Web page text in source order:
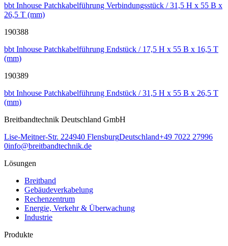
bbt Inhouse Patchkabelführung Verbindungsstück / 31,5 H x 55 B x
26,5 T (mm)
190388
bbt Inhouse Patchkabelführung Endstück / 17,5 H x 55 B x 16,5 T
(mm)
190389
bbt Inhouse Patchkabelführung Endstück / 31,5 H x 55 B x 26,5 T
(mm)
Breitbandtechnik Deutschland GmbH
Lise-Meitner-Str. 224940 FlensburgDeutschland+49 7022 27996
0info@breitbandtechnik.de
Lösungen
Breitband
Gebäudeverkabelung
Rechenzentrum
Energie, Verkehr & Überwachung
Industrie
Produkte